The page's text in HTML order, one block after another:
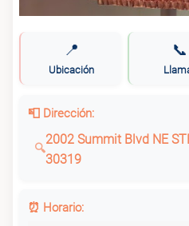
📍
Ubicación
📞
📮 Dirección:
2002 Summit Blvd NE
30319
⏰ Horario: